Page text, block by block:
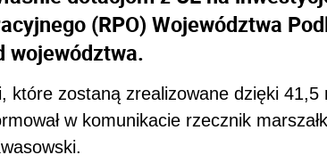
(RPO) Województwa
województwa.
które zostaną zrealizowane dzięki 41,5
w komunikacie rzecznik